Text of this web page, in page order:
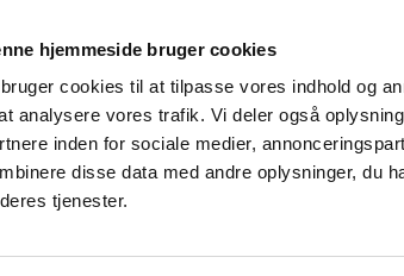
hjemmeside bruger cookies
cookies til at tilpasse vores indhold og
analysere vores trafik. Vi deler også
inden for sociale medier,
disse data med andre oplysninger, du
tjenester.